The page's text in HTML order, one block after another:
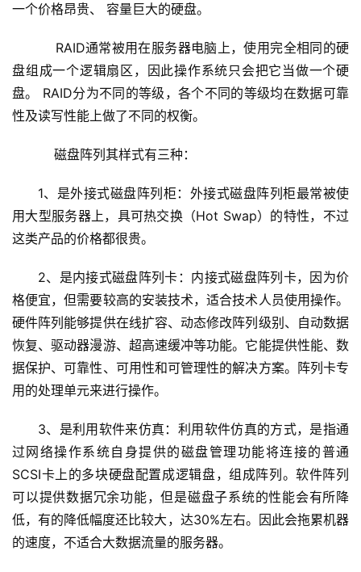
一个价格昂贵、 容量巨大的硬盘。
RAID通常被用在服务器电脑上，使用完全相同的硬
盘组成一个逻辑扇区，因此操作系统只会把它当做一个硬
盘。 RAID分为不同的等级，各个不同的等级均在数据可靠
性及读写性能上做了不同的权衡。
磁盘阵列其样式有三种：
1、是外接式磁盘阵列柜：外接式磁盘阵列柜最常被使
用大型服务器上，具可热交换（Hot Swap）的特性，不过
这类产品的价格都很贵。
2、是内接式磁盘阵列卡：内接式磁盘阵列卡，因为价
格便宜，但需要较高的安装技术，适合技术人员使用操作。
硬件阵列能够提供在线扩容、动态修改阵列级别、自动数据
恢复、驱动器漫游、超高速缓冲等功能。它能提供性能、数
据保护、可靠性、可用性和可管理性的解决方案。阵列卡专
用的处理单元来进行操作。
3、是利用软件来仿真：利用软件仿真的方式，是指通
过网络操作系统自身提供的磁盘管理功能将连接的普通
SCSI卡上的多块硬盘配置成逻辑盘，组成阵列。软件阵列
可以提供数据冗余功能，但是磁盘子系统的性能会有所降
低，有的降低幅度还比较大，达30%左右。因此会拖累机器
的速度，不适合大数据流量的服务器。